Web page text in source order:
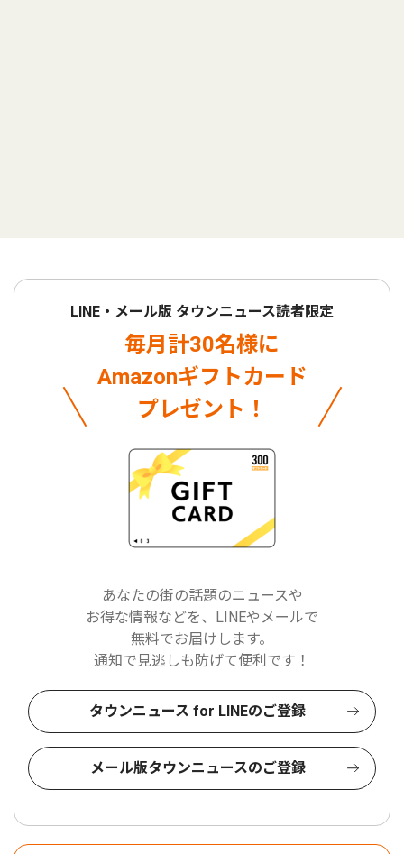
LINE・メール版 タウンニュース読者限定
毎月計30名様に
Amazonギフトカード
プレゼント！
あなたの街の話題のニュースや
お得な情報などを、LINEやメールで
無料でお届けします。
通知で見逃しも防げて便利です！
タウンニュース for LINEのご登録
メール版タウンニュースのご登録